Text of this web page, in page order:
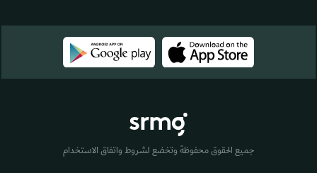
جميع الحقوق محفوظة وتخضع لشروط واتفاق الاستخدام